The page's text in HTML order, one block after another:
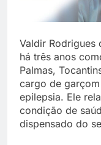
Valdir Rodrigues
há três anos
Palmas,
cargo de
epilepsia. Ele
condição de
dispensado do